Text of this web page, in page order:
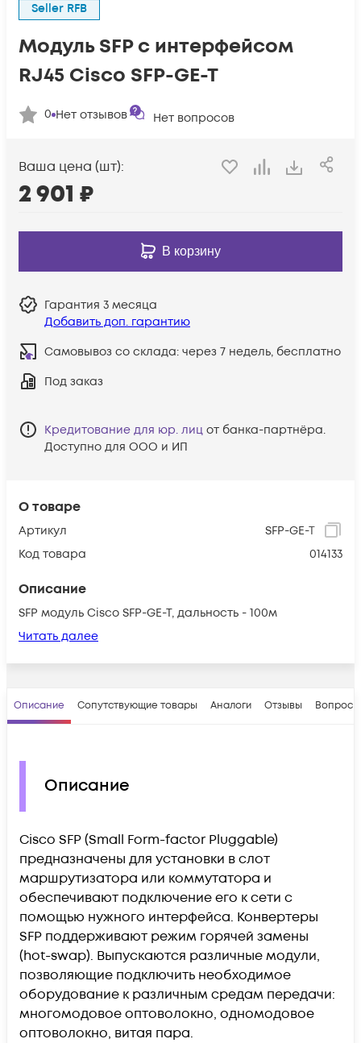
О товаре
Артикул
SFP-GE-T
Код товара
014133
Описание
SFP модуль Cisco SFP-GE-T, дальность - 100м
Читать далее
Seller RFB
Модуль SFP с интерфейсом
RJ45 Cisco SFP-GE-T
0 Нет отзывов Нет вопросов
Ваша цена (шт):
2 901 ₽
В корзину
Гарантия 3 месяца
Добавить доп. гарантию
Самовывоз со склада: через 7 недель, бесплатно
Под заказ
Кредитование для юр. лиц от банка-партнёра.
Доступно для ООО и ИП
Описание Сопутствующие товары Аналоги Отзывы Вопросы
Описание
Cisco SFP (Small Form-factor Pluggable)
предназначены для установки в слот
маршрутизатора или коммутатора и
обеспечивают подключение его к сети с
помощью нужного интерфейса. Конвертеры
SFP поддерживают режим горячей замены
(hot-swap). Выпускаются различные модули,
позволяющие подключить необходимое
оборудование к различным средам передачи:
многомодовое оптоволокно, одномодовое
оптоволокно, витая пара.